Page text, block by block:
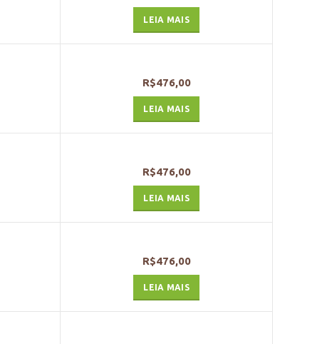
LEIA MAIS
R$476,00
LEIA MAIS
R$476,00
LEIA MAIS
R$476,00
LEIA MAIS